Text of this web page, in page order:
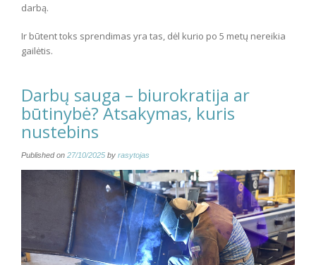
darbą.
Ir būtent toks sprendimas yra tas, dėl kurio po 5 metų nereikia
gailėtis.
Darbų sauga – biurokratija ar
būtinybė? Atsakymas, kuris
nustebins
Published on 27/10/2025 by rasytojas